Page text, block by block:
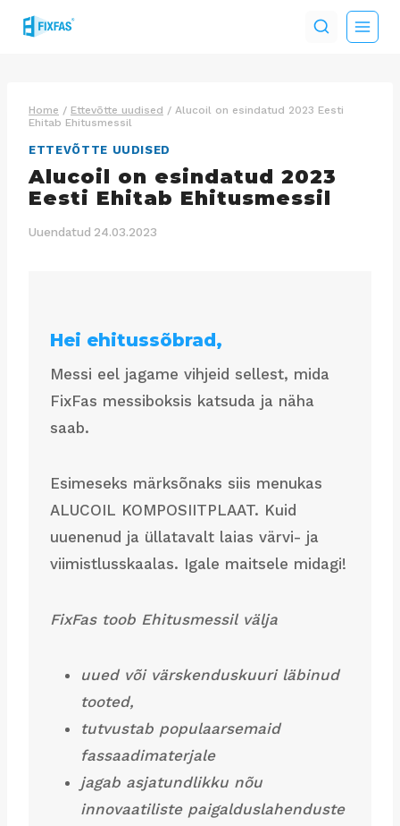
Skip
Home / Ettevõtte uudised / Alucoil on esindatud 2023 Eesti
Ehitab Ehitusmessil
ETTEVÕTTE UUDISED
Alucoil on esindatud 2023
Eesti Ehitab Ehitusmessil
Uuendatud 24.03.2023
Hei ehitussõbrad,
Messi eel jagame vihjeid sellest, mida
FixFas messiboksis katsuda ja näha
saab.
Esimeseks märksõnaks siis menukas
ALUCOIL KOMPOSIITPLAAT. Kuid
uuenenud ja üllatavalt laias värvi- ja
viimistlusskaalas. Igale maitsele midagi!
FixFas toob Ehitusmessil välja
uued või värskenduskuuri läbinud
tooted,
tutvustab populaarsemaid
fassaadimaterjale
jagab asjatundlikku nõu
innovaatiliste paigalduslahenduste